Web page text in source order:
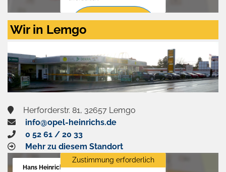
Zustimmen
aktivieren
Wir in Lemgo
Herforderstr. 81, 32657 Lemgo
info@opel-heinrichs.de
0 52 61 / 20 33
Mehr zu diesem Standort
Hans Heinrichs GmbH
Zustimmung erforderlich